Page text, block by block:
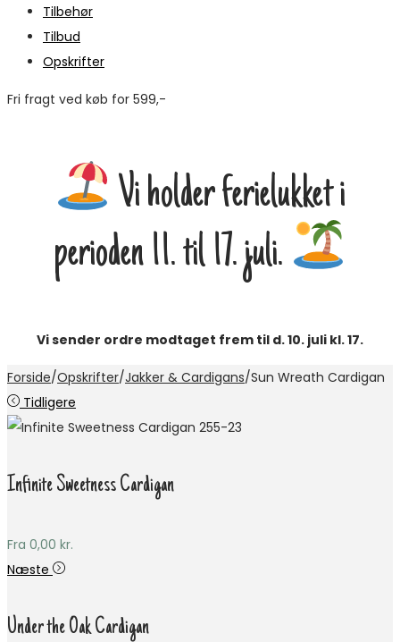
Tilbehør
Tilbud
Opskrifter
Fri fragt ved køb for 599,-
Vi holder ferielukket i
perioden 11. til 17. juli.
Vi sender ordre modtaget frem til d. 10. juli kl. 17.
Forside/Opskrifter/Jakker & Cardigans/Sun Wreath Cardigan
Tidligere
Infinite Sweetness Cardigan
Fra 0,00 kr.
Næste
Under the Oak Cardigan